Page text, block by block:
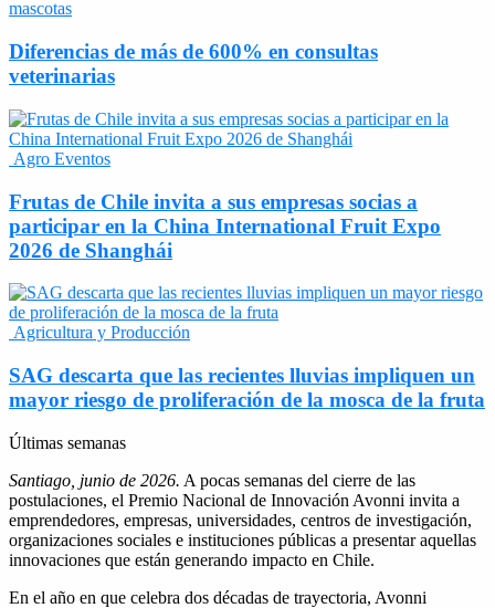
mascotas
Diferencias de más de 600% en consultas
veterinarias
Agro Eventos
Frutas de Chile invita a sus empresas socias a
participar en la China International Fruit Expo
2026 de Shanghái
Agricultura y Producción
SAG descarta que las recientes lluvias impliquen un
mayor riesgo de proliferación de la mosca de la fruta
Últimas semanas
Santiago, junio de 2026. A pocas semanas del cierre de las
postulaciones, el Premio Nacional de Innovación Avonni invita a
emprendedores, empresas, universidades, centros de investigación,
organizaciones sociales e instituciones públicas a presentar aquellas
innovaciones que están generando impacto en Chile.
En el año en que celebra dos décadas de trayectoria, Avonni